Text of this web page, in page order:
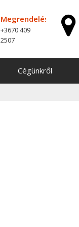
Megrendelés
+3670 409
2507
Cégünkről